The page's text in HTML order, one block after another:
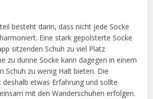
besteht darin, dass nicht jede Socke
Eine stark gepolsterte Socke
sitzenden Schuh zu viel Platz
zu dünne Socke kann dagegen in einem
Schuh zu wenig Halt bieten. Die
etwas Erfahrung und sollte
mit den Wanderschuhen erfolgen.